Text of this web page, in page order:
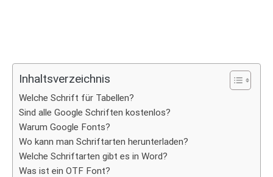
Inhaltsverzeichnis
Welche Schrift für Tabellen?
Sind alle Google Schriften kostenlos?
Warum Google Fonts?
Wo kann man Schriftarten herunterladen?
Welche Schriftarten gibt es in Word?
Was ist ein OTF Font?